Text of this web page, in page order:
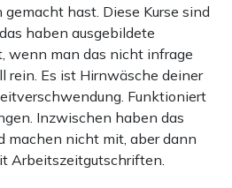
gemacht hast. Diese Kurse sind
haben ausgebildete
wenn man das nicht infrage
rein. Es ist Hirnwäsche deiner
Funktioniert
Inzwischen haben das
machen nicht mit, aber dann
Arbeitszeitgutschriften.